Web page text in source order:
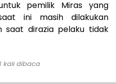
pemilik Miras yang
ini masih dilakukan
saat dirazia pelaku tidak
kali dibaca